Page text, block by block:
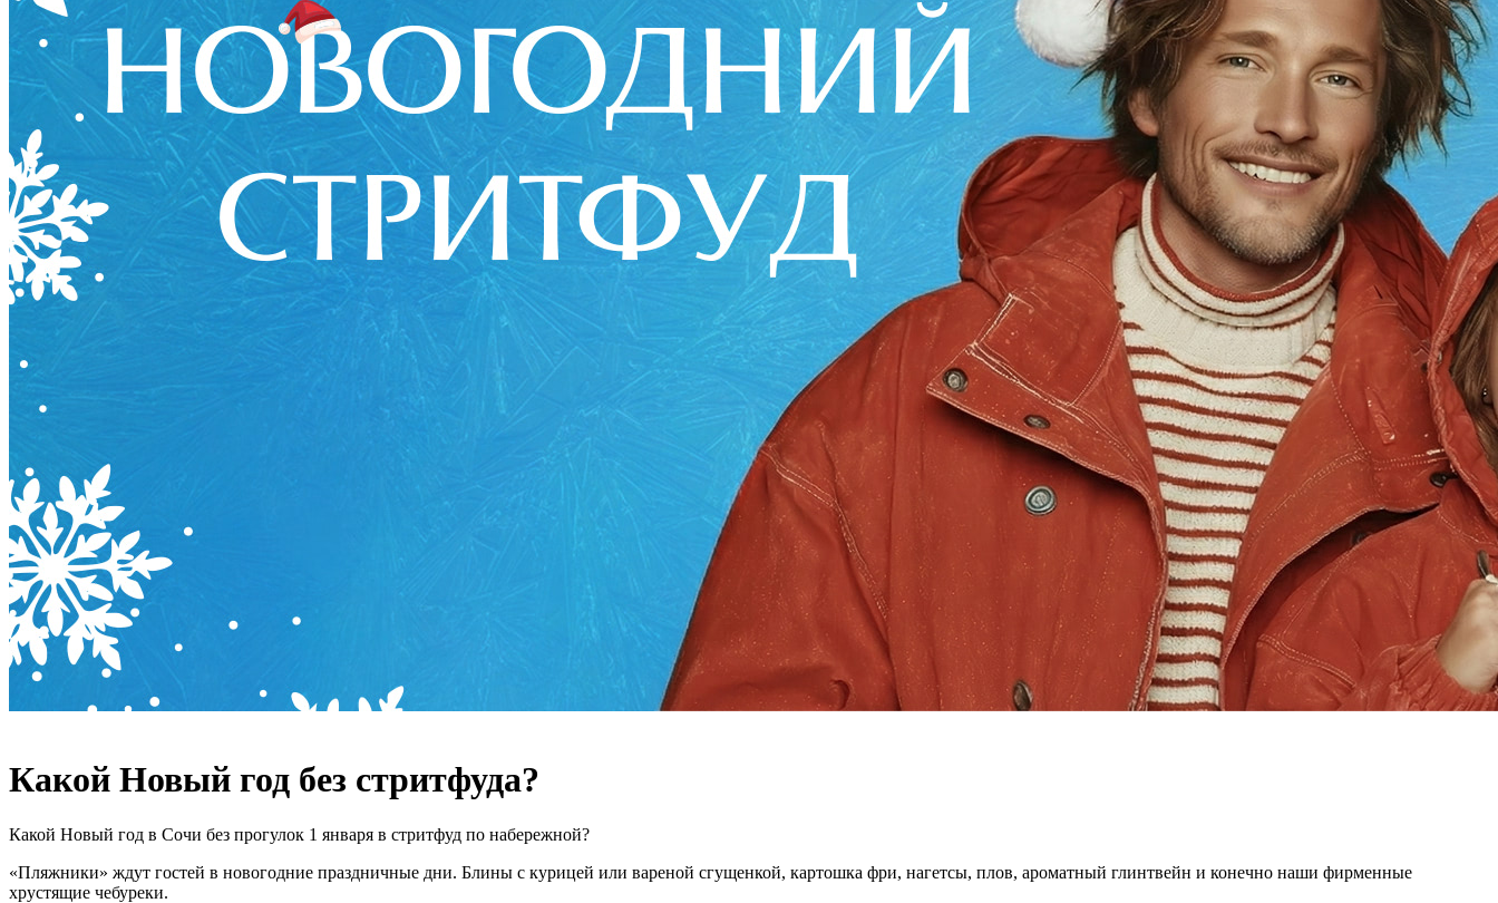
Какой Новый год без стритфуда?
Какой Новый год в Сочи без прогулок 1 января в стритфуд по набережной?
«Пляжники» ждут гостей в новогодние праздничные дни. Блины с курицей или вареной сгущенкой, картошка фри, нагетсы, плов, ароматный глинтвейн и конечно наши фирменные
хрустящие чебуреки.